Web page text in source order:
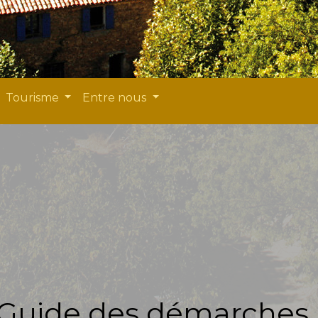
Tourisme Entre nous